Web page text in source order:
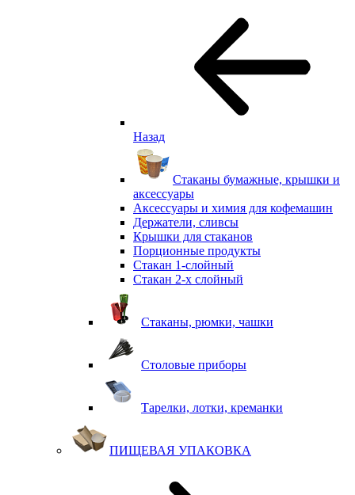
Назад
Стаканы бумажные, крышки и
аксессуары
Аксессуары и химия для кофемашин
Держатели, сливсы
Крышки для стаканов
Порционные продукты
Стакан 1-слойный
Стакан 2-х слойный
Стаканы, рюмки, чашки
Столовые приборы
Тарелки, лотки, креманки
ПИЩЕВАЯ УПАКОВКА